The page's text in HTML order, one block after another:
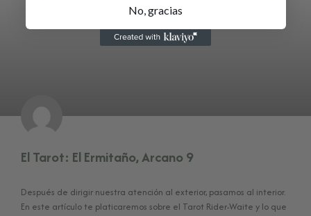
El Tarot: El Ermitaño, Arcano 9
Después de dirigir nuestra atención al exterior, pasamos al interior.
En este artículo te platicaremos sobre el Tarot Rider-Waite y lo que
No, gracias